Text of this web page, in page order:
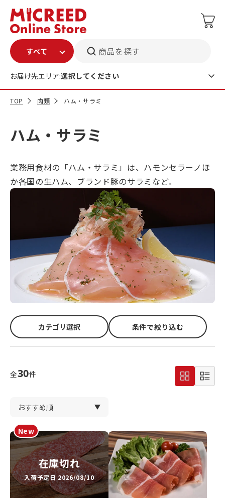
商品を探す
お届け先エリア:選択してください
TOP 肉類 ハム・サラミ
ハム・サラミ
業務用食材の「ハム・サラミ」は、ハモンセラーノほ
か各国の生ハム、ブランド豚のサラミなど。
カテゴリ選択 条件で絞り込む
全30件
在庫切れ
入荷予定日 2026/08/10